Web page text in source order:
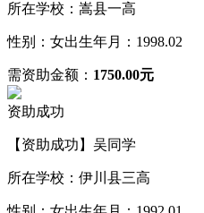
所在学校：嵩县一高
性别：女出生年月：1998.02
需资助金额： 1750.00元
资助成功
【资助成功】吴同学
所在学校：伊川县三高